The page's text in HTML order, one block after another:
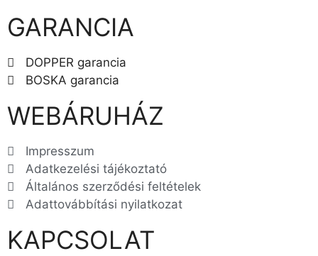
GARANCIA
DOPPER garancia
BOSKA garancia
WEBÁRUHÁZ
Impresszum
Adatkezelési tájékoztató
Általános szerződési feltételek
Adattovábbítási nyilatkozat
KAPCSOLAT